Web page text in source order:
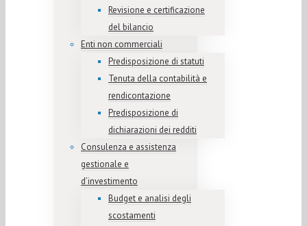
Revisione e certificazione
del bilancio
Enti non commerciali
Predisposizione di statuti
Tenuta della contabilità e
rendicontazione
Predisposizione di
dichiarazioni dei redditi
Consulenza e assistenza
gestionale e
d’investimento
Budget e analisi degli
scostamenti